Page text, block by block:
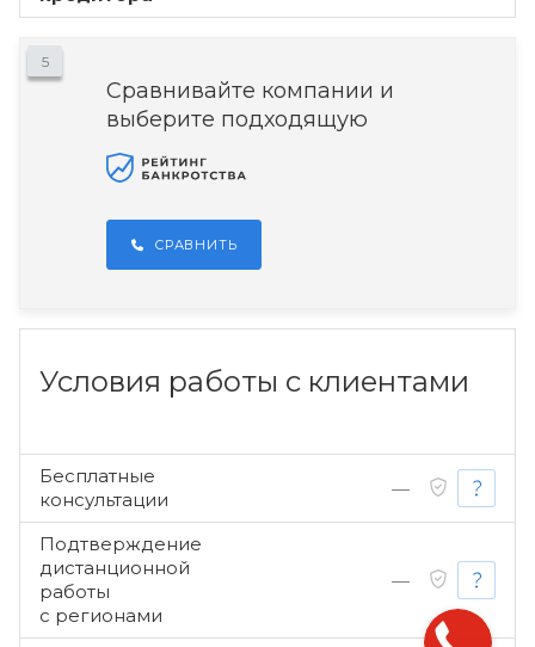
5
Сравнивайте компании и
выберите подходящую
СРАВНИТЬ
Условия работы с клиентами
Бесплатные
консультации
—
Подтверждение
дистанционной
работы
с регионами
—